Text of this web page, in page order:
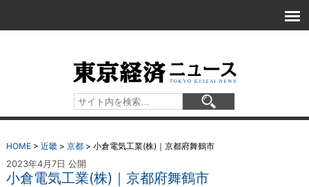
HOME> 近畿> 京都> 小倉電気工業(株)｜京都府舞鶴市
2023年4月7日 公開
小倉電気工業(株)｜京都府舞鶴市